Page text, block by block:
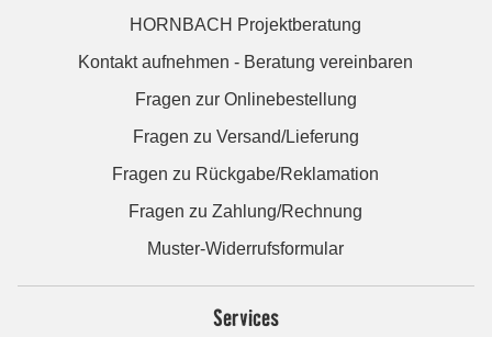
HORNBACH Projektberatung
Kontakt aufnehmen - Beratung vereinbaren
Fragen zur Onlinebestellung
Fragen zu Versand/Lieferung
Fragen zu Rückgabe/Reklamation
Fragen zu Zahlung/Rechnung
Muster-Widerrufsformular
Services